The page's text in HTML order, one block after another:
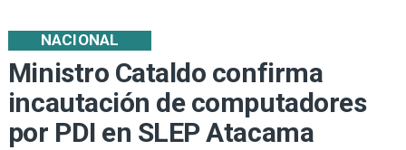
Ministro Cataldo confirma
incautación de computadores
por PDI en SLEP Atacama
NACIONAL